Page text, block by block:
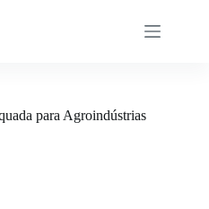
para Agroindústrias